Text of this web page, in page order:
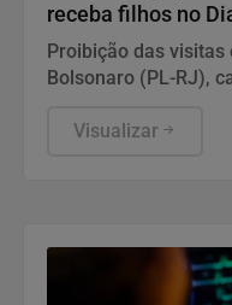
receba filhos no
Proibição das
Bolsonaro (PL-RJ),
uma carta
Visualizar